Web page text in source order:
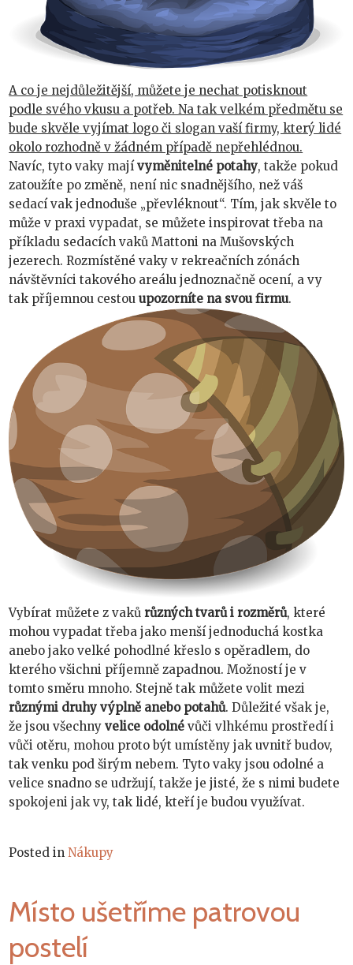
A co je nejdůležitější, můžete je nechat potisknout
podle svého vkusu a potřeb. Na tak velkém předmětu se
bude skvěle vyjímat logo či slogan vaší firmy, který lidé
okolo rozhodně v žádném případě nepřehlédnou.
Navíc, tyto vaky majívyměnitelné potahy, takže pokud
zatoužíte po změně, není nic snadnějšího, než váš
sedací vak jednoduše „převléknout“. Tím, jak skvěle to
může v praxi vypadat, se můžete inspirovat třeba na
příkladu sedacích vaků Mattoni na Mušovských
jezerech. Rozmístěné vaky v rekreačních zónách
návštěvníci takového areálu jednoznačně ocení, a vy
tak příjemnou cestouupozorníte na svou firmu.
Vybírat můžete z vaků různých tvarů i rozměrů, které
mohou vypadat třeba jako menší jednoduchá kostka
anebo jako velké pohodlné křeslo s opěradlem, do
kterého všichni příjemně zapadnou. Možností je v
tomto směru mnoho. Stejně tak můžete volit mezi
různými druhy výplně anebo potahů. Důležité však je,
že jsou všechnyvelice odolné vůči vlhkému prostředí i
vůči otěru, mohou proto být umístěny jak uvnitř budov,
tak venku pod širým nebem. Tyto vaky jsou odolné a
velice snadno se udržují, takže je jisté, že s nimi budete
spokojeni jak vy, tak lidé, kteří je budou využívat.
Posted inNákupy
Místo ušetříme patrovou
postelí